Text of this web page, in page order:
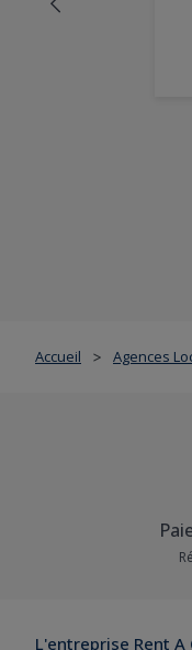
Accueil > Agences
L'entreprise Rent A